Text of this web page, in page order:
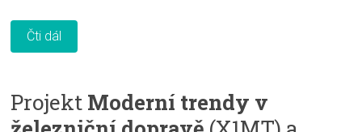
Čti dál
Projekt Moderní trendy v